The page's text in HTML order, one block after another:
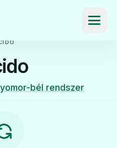
bél rendszer